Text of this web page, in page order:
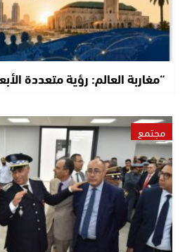
“مغاربة العالم: رؤية متعددة
مجتمع